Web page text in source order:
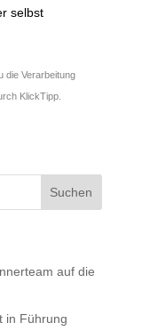
selbst
die Verarbeitung
KlickTipp.
auf die
in Führung